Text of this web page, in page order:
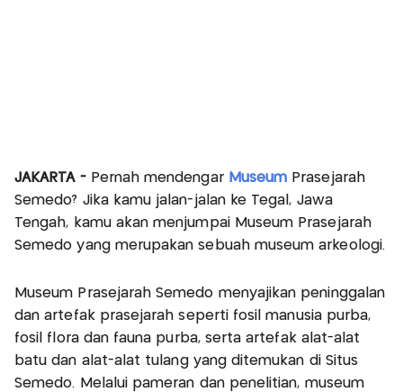
JAKARTA -Pernah mendengar Museum Prasejarah
Semedo? Jika kamu jalan-jalan ke Tegal, Jawa
Tengah, kamu akan menjumpai Museum Prasejarah
Semedo yang merupakan sebuah museum arkeologi.
Museum Prasejarah Semedo menyajikan peninggalan
dan artefak prasejarah seperti fosil manusia purba,
fosil flora dan fauna purba, serta artefak alat-alat
batu dan alat-alat tulang yang ditemukan di Situs
Semedo. Melalui pameran dan penelitian, museum